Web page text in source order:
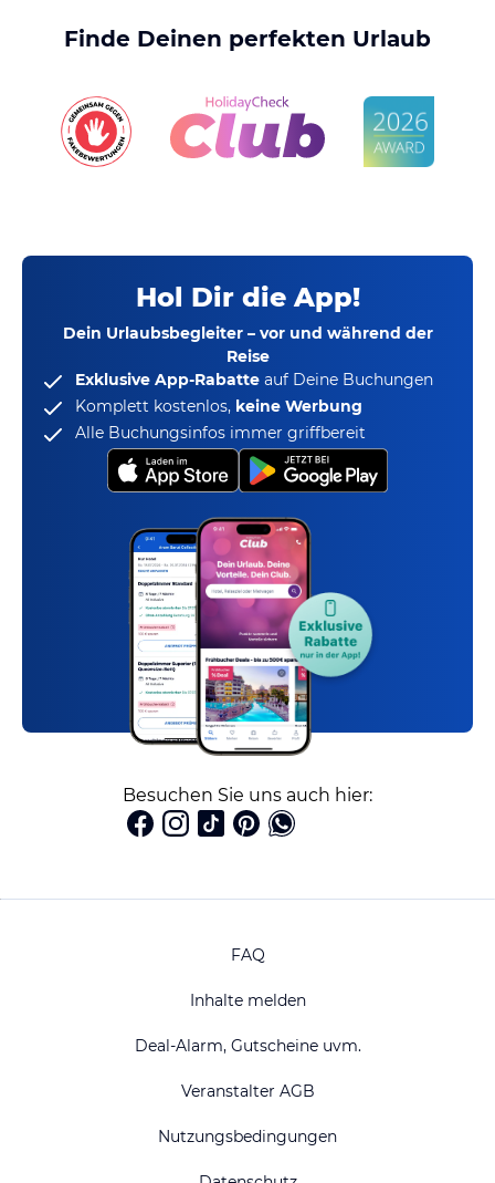
Finde Deinen perfekten Urlaub
Hol Dir die App!
Dein Urlaubsbegleiter – vor und während der
Reise
Exklusive App-Rabatte auf Deine Buchungen
Komplett kostenlos, keine Werbung
Alle Buchungsinfos immer griffbereit
Besuchen Sie uns auch hier:
FAQ
Inhalte melden
Deal-Alarm, Gutscheine uvm.
Veranstalter AGB
Nutzungsbedingungen